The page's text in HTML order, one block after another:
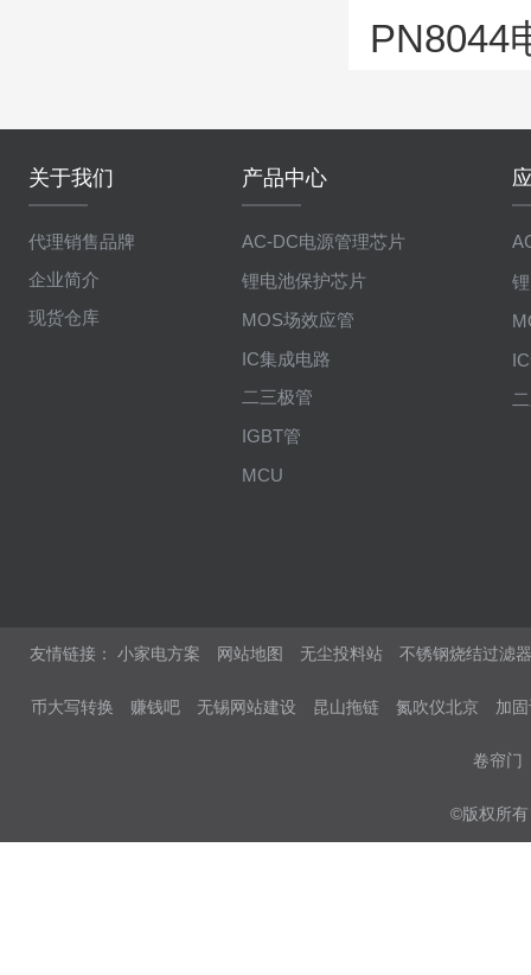
PN8044
关于我们
代理销售品牌
企业简介
现货仓库
产品中心
AC-DC电源管理芯片
锂电池保护芯片
MOS场效应管
IC集成电路
二三极管
IGBT管
MCU
友情链接： 小家电方案 网站地图 无尘投料站 不锈钢烧结过滤器
币大写转换 赚钱吧 无锡网站建设 昆山拖链 氮吹仪北京 加
卷帘门
©版权所